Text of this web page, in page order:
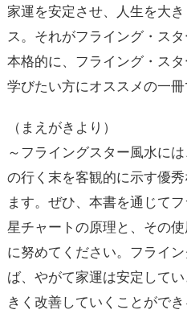
家運を安定させ、人生を大
ス。それがフライング・スタ
本格的に、フライング・ス
学びたい方にオススメの一冊
（まえがきより）
～フライングスター風水に
の行く末を客観的に示す優
ます。ぜひ、本書を通じて
星チャートの原理と、その
に努めてください。フライ
ば、やがて家運は安定して
きく改善していくことができ